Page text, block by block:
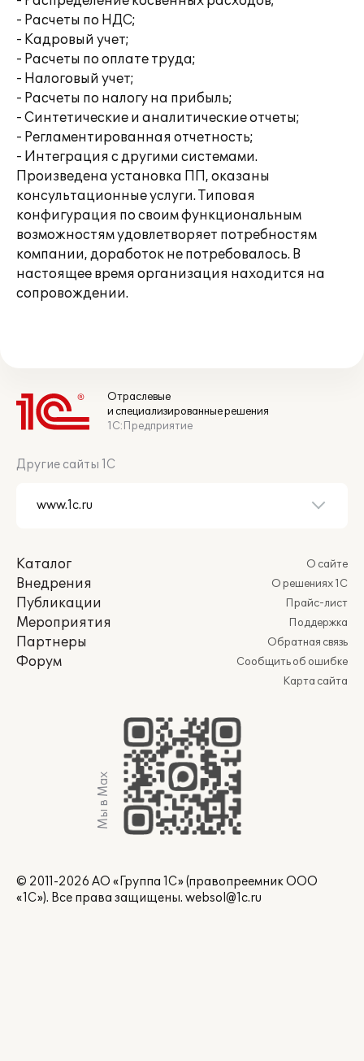
- Расчеты по НДС;
- Кадровый учет;
- Расчеты по оплате труда;
- Налоговый учет;
- Расчеты по налогу на прибыль;
- Синтетические и аналитические отчеты;
- Регламентированная отчетность;
- Интеграция с другими системами.
Произведена установка ПП, оказаны
консультационные услуги. Типовая
конфигурация по своим функциональным
возможностям удовлетворяет потребностям
компании, доработок не потребовалось. В
настоящее время организация находится на
сопровождении.
Отраслевые
и специализированные решения
1С:Предприятие
Другие сайты 1С
Каталог
Внедрения
Публикации
Мероприятия
Партнеры
Форум
О сайте
О решениях 1С
Прайс-лист
Поддержка
Обратная связь
Сообщить об ошибке
Карта сайта
Мы в Max
© 2011-2026 АО «Группа 1С» (правопреемник ООО
«1С»). Все права защищены. websol@1c.ru